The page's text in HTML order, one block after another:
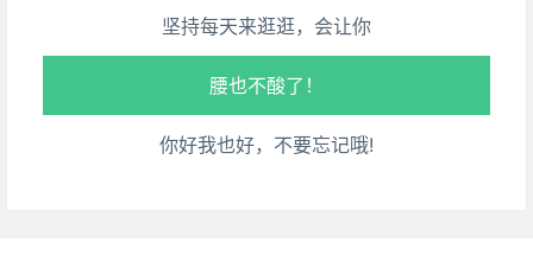
坚持每天来逛逛，会让你
腿也不痛了！
腰也不酸了！
工作也轻松了！
你好我也好，不要忘记哦!